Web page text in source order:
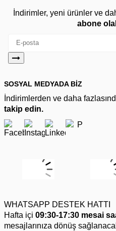
İndirimler, yeni ürünler ve
abone
SOSYAL MEDYADA BİZ
İndirimlerden ve daha
takip edin.
WHATSAPP DESTEK HATTI
Hafta içi 09:30-17:30 mesai
mesajlarınıza dönüş